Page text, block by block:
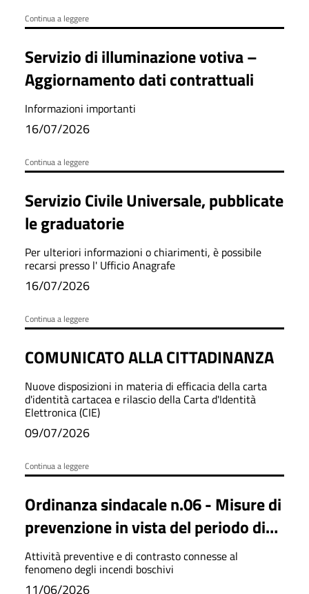
Continua a leggere
Servizio di illuminazione votiva –
Aggiornamento dati contrattuali
Informazioni importanti
16/07/2026
Continua a leggere
Servizio Civile Universale, pubblicate
le graduatorie
Per ulteriori informazioni o chiarimenti, è possibile
recarsi presso l' Ufficio Anagrafe
16/07/2026
Continua a leggere
COMUNICATO ALLA CITTADINANZA
Nuove disposizioni in materia di efficacia della carta
d'identità cartacea e rilascio della Carta d'Identità
Elettronica (CIE)
09/07/2026
Continua a leggere
Ordinanza sindacale n.06 - Misure di
prevenzione in vista del periodo di
massima pericolosità per gli incendi
boschivi
Attività preventive e di contrasto connesse al
fenomeno degli incendi boschivi
11/06/2026